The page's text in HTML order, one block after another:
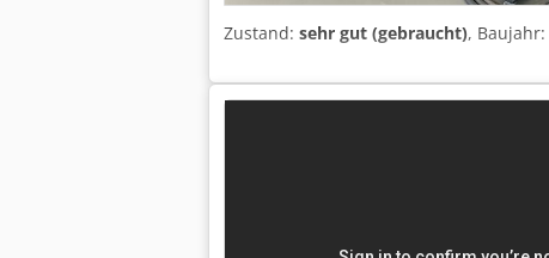
Zustand: sehr gut (gebraucht), Baujahr: